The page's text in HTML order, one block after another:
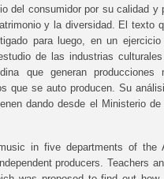
del consumidor por su calidad
y la diversidad. El texto
para luego, en un
de las industrias
que generan producciones
que se auto producen. Su
dando desde el Ministerio
in five departments of the
producers. Teachers